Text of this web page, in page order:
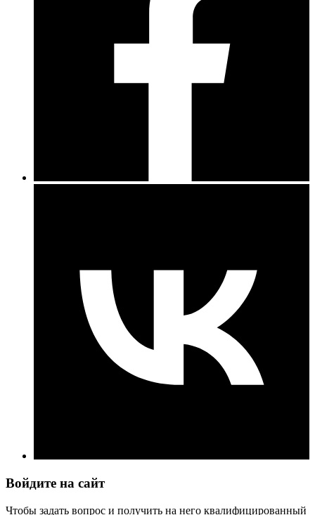
Войдите на сайт
Чтобы задать вопрос и получить на него квалифицированный